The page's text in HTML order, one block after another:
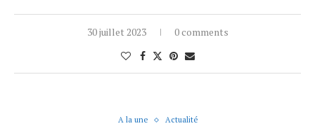
30 juillet 2023 0 comments
A la une Actualité